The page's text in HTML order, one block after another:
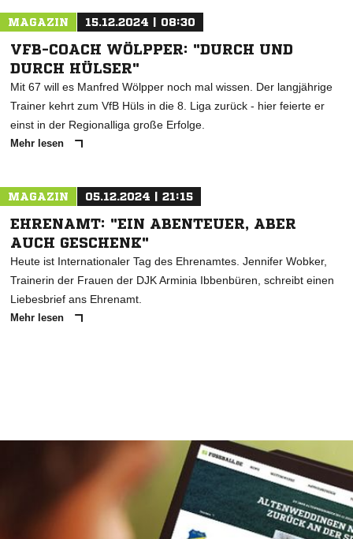
MAGAZIN 15.12.2024 | 08:30
VFB-COACH WÖLPPER: "DURCH UND
DURCH HÜLSER"
Mit 67 will es Manfred Wölpper noch mal wissen. Der langjährige
Trainer kehrt zum VfB Hüls in die 8. Liga zurück - hier feierte er
einst in der Regionalliga große Erfolge.
Mehr lesen
MAGAZIN 05.12.2024 | 21:15
EHRENAMT: "EIN ABENTEUER, ABER
AUCH GESCHENK"
Heute ist Internationaler Tag des Ehrenamtes. Jennifer Wobker,
Trainerin der Frauen der DJK Arminia Ibbenbüren, schreibt einen
Liebesbrief ans Ehrenamt.
Mehr lesen